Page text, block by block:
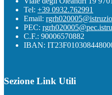
Tel: +39 0932.762991
Email:
PEC:
C.F.: 90006570882
IBAN:
Sezione Link Utili